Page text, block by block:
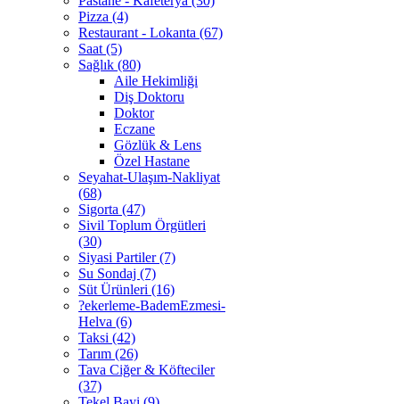
Pizza (4)
Restaurant - Lokanta (67)
Saat (5)
Sağlık (80)
Aile Hekimliği
Diş Doktoru
Doktor
Eczane
Gözlük & Lens
Özel Hastane
Seyahat-Ulaşım-Nakliyat
(68)
Sigorta (47)
Sivil Toplum Örgütleri
(30)
Siyasi Partiler (7)
Su Sondaj (7)
Süt Ürünleri (16)
?ekerleme-BademEzmesi-
Helva (6)
Taksi (42)
Tarım (26)
Tava Ciğer & Köfteciler
(37)